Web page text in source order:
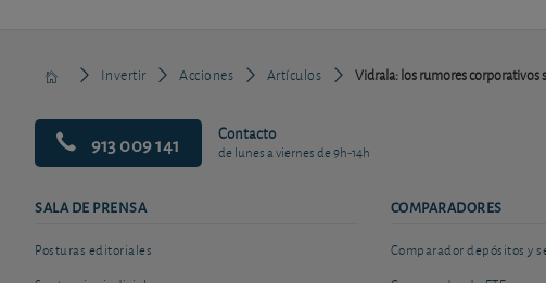
Invertir Acciones Artículos Vidrala: los rumores corporativos
913 009 141 Contacto
de lunes a viernes de 9h-14h
SALA DE PRENSA
Posturas editoriales
COMPARADORES
Comparador depósitos y